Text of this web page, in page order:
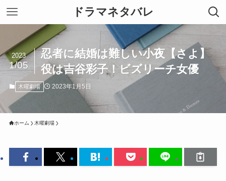
ドラマネタバレ
忍者に結婚は難しい小夜【さよ】
役は吉谷彩子！ビズリーチ女優
2023
1/05
木曜劇場 2023年1月5日
ホーム 木曜劇場